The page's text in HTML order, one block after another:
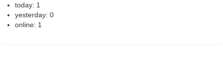
today: 1
yesterday: 0
online: 1